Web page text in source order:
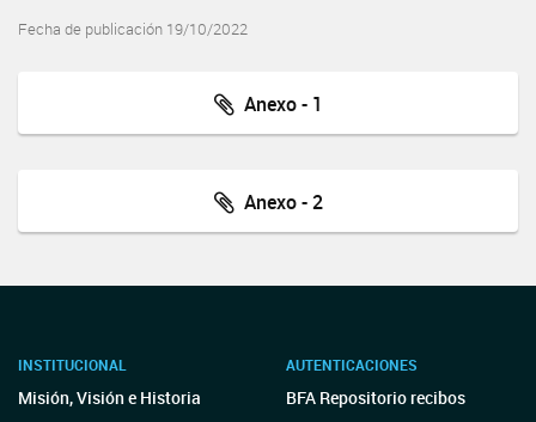
Fecha de publicación 19/10/2022
Anexo - 1
Anexo - 2
INSTITUCIONAL
Misión, Visión e Historia
AUTENTICACIONES
BFA Repositorio recibos